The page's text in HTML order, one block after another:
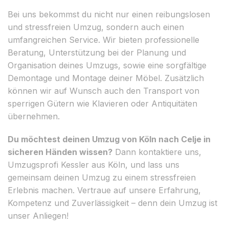
Bei uns bekommst du nicht nur einen reibungslosen
und stressfreien Umzug, sondern auch einen
umfangreichen Service. Wir bieten professionelle
Beratung, Unterstützung bei der Planung und
Organisation deines Umzugs, sowie eine sorgfältige
Demontage und Montage deiner Möbel. Zusätzlich
können wir auf Wunsch auch den Transport von
sperrigen Gütern wie Klavieren oder Antiquitäten
übernehmen.
Du möchtest deinen Umzug von Köln nach Celje in
sicheren Händen wissen? Dann kontaktiere uns,
Umzugsprofi Kessler aus Köln, und lass uns
gemeinsam deinen Umzug zu einem stressfreien
Erlebnis machen. Vertraue auf unsere Erfahrung,
Kompetenz und Zuverlässigkeit – denn dein Umzug ist
unser Anliegen!